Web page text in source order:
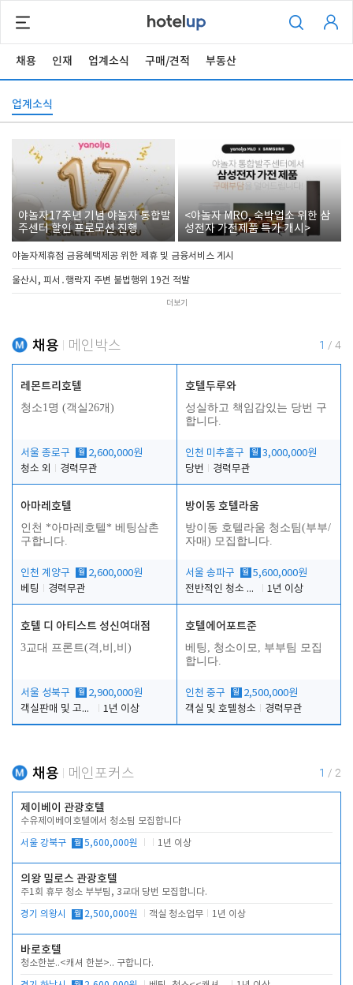
채용 인재 업계소식 구매/견적 부동산
업계소식
야놀자17주년 기념 야놀자 통합발
주센터 할인 프로모션 진행
<야놀자 MRO, 숙박업소 위한 삼
성전자 가전제품 특가 개시>
야놀자제휴점 금융혜택제공 위한 제휴 및 금융서비스 게시
울산시, 피서․행락지 주변 불법행위 19건 적발
더보기
채용 메인박스 1 / 4
레몬트리호텔
청소1명 (객실26개)
서울 종로구 월 2,600,000원
청소 외
경력무관
호텔두루와
성실하고 책임감있는 당번 구
합니다.
인천 미추홀구 월 3,000,000원
당번
경력무관
아마레호텔
인천 *아마레호텔* 베팅삼촌
구합니다.
인천 계양구 월 2,600,000원
베팅
경력무관
방이동 호텔라움
방이동 호텔라움 청소팀(부부/
자매) 모집합니다.
서울 송파구 월 5,600,000원
전반적인 청소 업무(객실청소.객실정리)
1년 이상
호텔 디 아티스트 성신여대점
3교대 프론트(격,비,비)
서울 성북구 월 2,900,000원
객실판매 및 고객응대
1년 이상
호텔에어포트준
베팅, 청소이모, 부부팀 모집
합니다.
인천 중구 월 2,500,000원
객실 및 호텔청소
경력무관
채용 메인포커스 1 / 2
제이베이 관광호텔
수유제이베이호텔에서 청소팀 모집합니다
서울 강북구 월 5,600,000원 1년 이상
의왕 밀로스 관광호텔
주1회 휴무 청소 부부팀, 3교대 당번 모집합니다.
경기 의왕시 월 2,500,000원 객실 청소업무 1년 이상
바로호텔
청소한분..<캐셔 한분>.. 구합니다.